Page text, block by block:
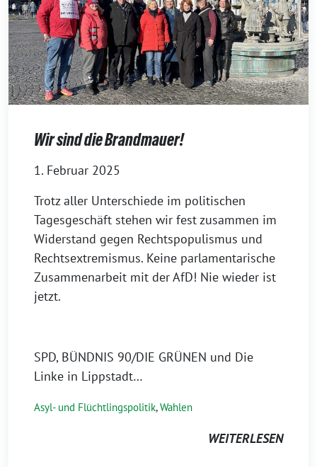
Wir sind die Brandmauer!
1. Februar 2025
Trotz aller Unterschiede im politischen
Tagesgeschäft stehen wir fest zusammen im
Widerstand gegen Rechtspopulismus und
Rechtsextremismus. Keine parlamentarische
Zusammenarbeit mit der AfD! Nie wieder ist
jetzt.
SPD, BÜNDNIS 90/DIE GRÜNEN und Die
Linke in Lippstadt…
Asyl- und Flüchtlingspolitik,Wahlen
WEITERLESEN